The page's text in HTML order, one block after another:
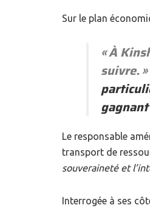
Sur le plan
«À
suivre.»
gagnant
Le responsable
transport de
souveraineté et
Interrogée à ses